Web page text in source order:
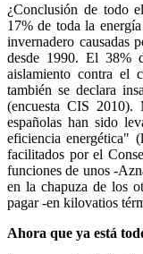
¿Conclusión de todo
17% de toda la
invernadero causadas
desde 1990. El 38%
aislamiento contra
también se declara
(encuesta CIS
españolas han sido
eficiencia energética"
facilitados por el
funciones de unos -
en la chapuza de los
pagar -en kilovatios
Ahora que ya está